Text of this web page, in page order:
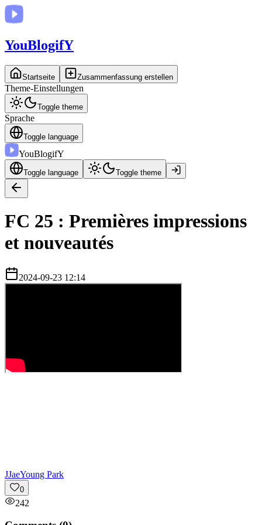
YouBlogifY
Startseite Zusammenfassung erstellen
Theme-Einstellungen
Toggle theme
Sprache
Toggle language
YouBlogifY
Toggle language Toggle theme
FC 25 : Premières impressions
et nouveautés
2024-09-23 12:14
JJaeYoung Park
0
242